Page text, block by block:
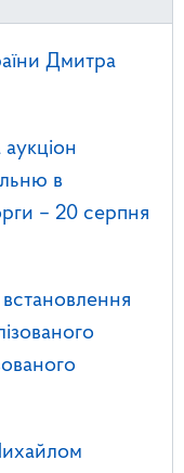
Дмитра
в
– 20 серпня